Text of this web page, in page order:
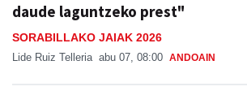
daude laguntzeko prest"
SORABILLAKO JAIAK 2026
Lide Ruiz Telleria abu 07, 08:00 ANDOAIN